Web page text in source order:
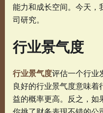
能力和成长空间。今天，
司研究。
行业景气度
行业景气度评估一个行业
良好的行业景气度意味
益的概率更高。反之，如